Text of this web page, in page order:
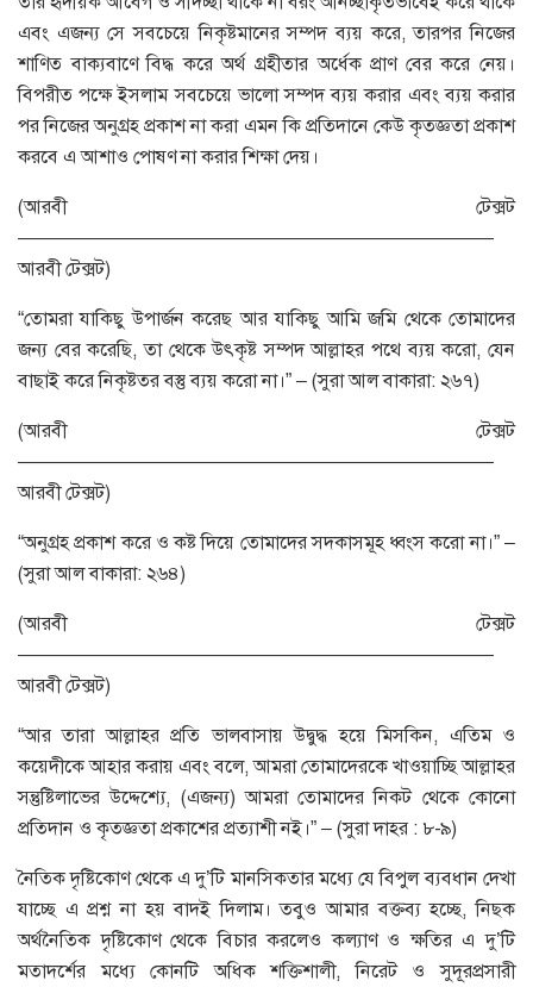
এবং এজন্য সে সবচেয়ে নিকৃষ্টমানের সম্পদ ব্যয় করে, তারপর নিজের
শাণিত বাক্যবাণে বিদ্ধ করে অর্থ গ্রহীতার অর্ধেক প্রাণ বের করে নেয়।
বিপরীত পক্ষে ইসলাম সবচেয়ে ভালো সম্পদ ব্যয় করার এবং ব্যয় করার
পর নিজের অনুগ্রহ প্রকাশ না করা এমন কি প্রতিদানে কেউ কৃতজ্ঞতা প্রকাশ
করবে এ আশাও পোষণ না করার শিক্ষা দেয়।
(আরবী টেক্সট
—————————————————————————
আরবী টেক্সট)
“তোমরা যাকিছু উপার্জন করেছ আর যাকিছু আমি জমি থেকে তোমাদের
জন্য বের করেছি, তা থেকে উৎকৃষ্ট সম্পদ আল্লাহর পথে ব্যয় করো, যেন
বাছাই করে নিকৃষ্টতর বস্তু ব্যয় করো না।” – (সুরা আল বাকারা: ২৬৭)
(আরবী টেক্সট
—————————————————————————
আরবী টেক্সট)
“অনুগ্রহ প্রকাশ করে ও কষ্ট দিয়ে তোমাদের সদকাসমূহ ধ্বংস করো না।” –
(সুরা আল বাকারা: ২৬৪)
(আরবী টেক্সট
—————————————————————————
আরবী টেক্সট)
“আর তারা আল্লাহর প্রতি ভালবাসায় উদ্বুদ্ধ হয়ে মিসকিন, এতিম ও
কয়েদীকে আহার করায় এবং বলে, আমরা তোমাদেরকে খাওয়াচ্ছি আল্লাহর
সন্তুষ্টিলাভের উদ্দেশ্যে, (এজন্য) আমরা তোমাদের নিকট থেকে কোনো
প্রতিদান ও কৃতজ্ঞতা প্রকাশের প্রত্যাশী নই।” – (সুরা দাহর : ৮-৯)
নৈতিক দৃষ্টিকোণ থেকে এ দু’টি মানসিকতার মধ্যে যে বিপুল ব্যবধান দেখা
যাচ্ছে এ প্রশ্ন না হয় বাদই দিলাম। তবুও আমার বক্তব্য হচ্ছে, নিছক
অর্থনৈতিক দৃষ্টিকোণ থেকে বিচার করলেও কল্যাণ ও ক্ষতির এ দু’টি
মতাদর্শের মধ্যে কোনটি অধিক শক্তিশালী, নিরেট ও সুদূরপ্রসারী